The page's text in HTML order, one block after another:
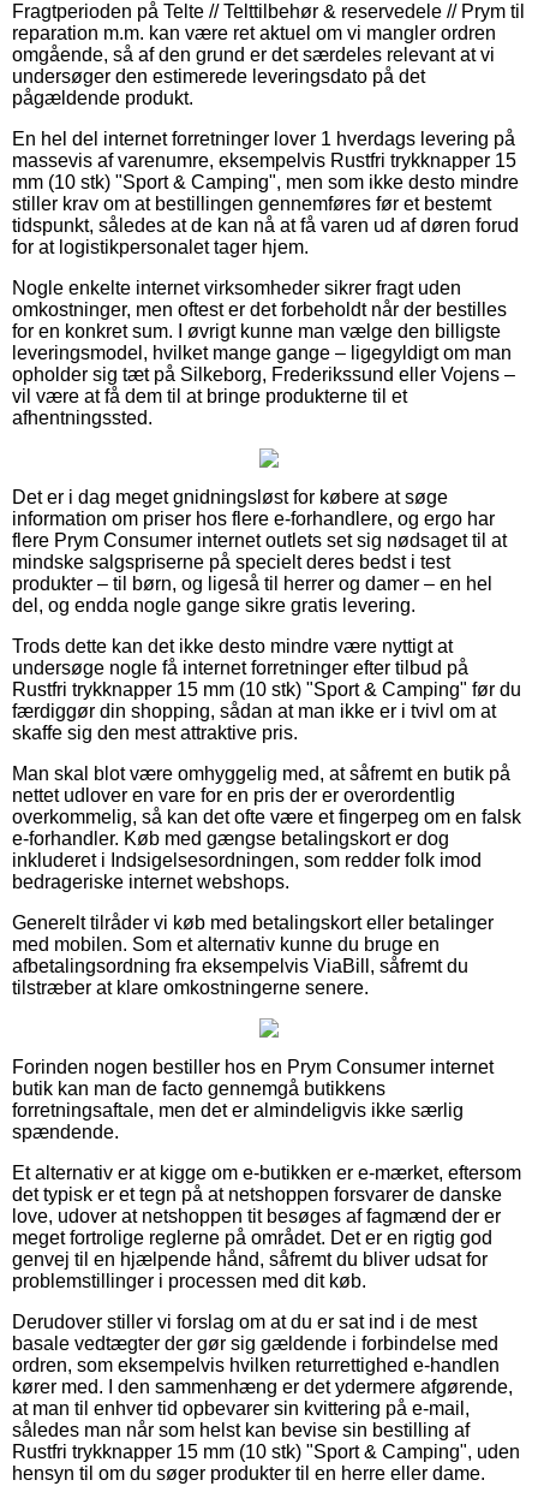
Fragtperioden på Telte // Telttilbehør & reservedele // Prym til
reparation m.m. kan være ret aktuel om vi mangler ordren
omgående, så af den grund er det særdeles relevant at vi
undersøger den estimerede leveringsdato på det
pågældende produkt.
En hel del internet forretninger lover 1 hverdags levering på
massevis af varenumre, eksempelvis Rustfri trykknapper 15
mm (10 stk) "Sport & Camping", men som ikke desto mindre
stiller krav om at bestillingen gennemføres før et bestemt
tidspunkt, således at de kan nå at få varen ud af døren forud
for at logistikpersonalet tager hjem.
Nogle enkelte internet virksomheder sikrer fragt uden
omkostninger, men oftest er det forbeholdt når der bestilles
for en konkret sum. I øvrigt kunne man vælge den billigste
leveringsmodel, hvilket mange gange – ligegyldigt om man
opholder sig tæt på Silkeborg, Frederikssund eller Vojens –
vil være at få dem til at bringe produkterne til et
afhentningssted.
Det er i dag meget gnidningsløst for købere at søge
information om priser hos flere e-forhandlere, og ergo har
flere Prym Consumer internet outlets set sig nødsaget til at
mindske salgspriserne på specielt deres bedst i test
produkter – til børn, og ligeså til herrer og damer – en hel
del, og endda nogle gange sikre gratis levering.
Trods dette kan det ikke desto mindre være nyttigt at
undersøge nogle få internet forretninger efter tilbud på
Rustfri trykknapper 15 mm (10 stk) "Sport & Camping" før du
færdiggør din shopping, sådan at man ikke er i tvivl om at
skaffe sig den mest attraktive pris.
Man skal blot være omhyggelig med, at såfremt en butik på
nettet udlover en vare for en pris der er overordentlig
overkommelig, så kan det ofte være et fingerpeg om en falsk
e-forhandler. Køb med gængse betalingskort er dog
inkluderet i Indsigelsesordningen, som redder folk imod
bedrageriske internet webshops.
Generelt tilråder vi køb med betalingskort eller betalinger
med mobilen. Som et alternativ kunne du bruge en
afbetalingsordning fra eksempelvis ViaBill, såfremt du
tilstræber at klare omkostningerne senere.
Forinden nogen bestiller hos en Prym Consumer internet
butik kan man de facto gennemgå butikkens
forretningsaftale, men det er almindeligvis ikke særlig
spændende.
Et alternativ er at kigge om e-butikken er e-mærket, eftersom
det typisk er et tegn på at netshoppen forsvarer de danske
love, udover at netshoppen tit besøges af fagmænd der er
meget fortrolige reglerne på området. Det er en rigtig god
genvej til en hjælpende hånd, såfremt du bliver udsat for
problemstillinger i processen med dit køb.
Derudover stiller vi forslag om at du er sat ind i de mest
basale vedtægter der gør sig gældende i forbindelse med
ordren, som eksempelvis hvilken returrettighed e-handlen
kører med. I den sammenhæng er det ydermere afgørende,
at man til enhver tid opbevarer sin kvittering på e-mail,
således man når som helst kan bevise sin bestilling af
Rustfri trykknapper 15 mm (10 stk) "Sport & Camping", uden
hensyn til om du søger produkter til en herre eller dame.